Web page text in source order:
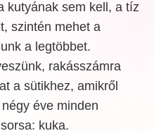
kutyának sem kell, a tíz
szintén mehet a
a legtöbbet.
rakásszámra
a sütikhez, amikről
éve minden
kuka.